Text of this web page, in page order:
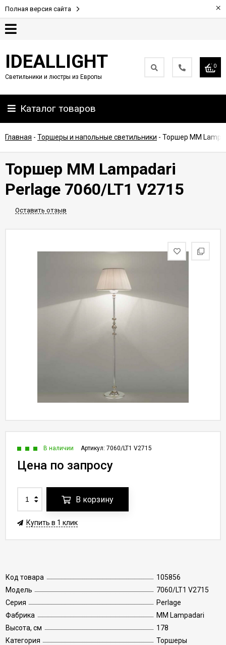
Полная версия сайта ×
Партнерам
Доставка
IDEALLIGHT
Светильники и люстры из Европы
0
Каталог товаров
Главная - Торшеры и напольные светильники - Торшер MM
Торшер MM Lampadari
Perlage 7060/LT1 V2715
Оставить отзыв
Код товара
105856
Модель
7060/LT1 V2715
Серия
Perlage
Фабрика
MM Lampadari
Высота, см
178
Категория
Торшеры
Артикул: 7060/LT1 V2715
В наличии
Цена по запросу
В корзину
Купить в 1 клик